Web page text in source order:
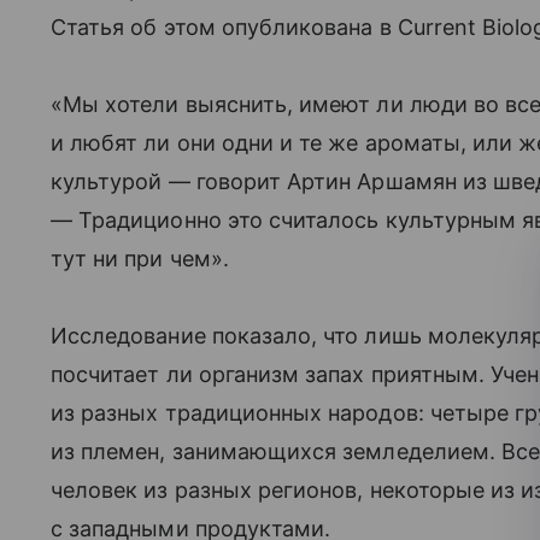
Статья об этом опубликована в Current
«Мы хотели выяснить, имеют ли люди во
и любят ли они одни и те же ароматы, или
культурой — говорит Артин Аршамян из
— Традиционно это считалось культурным
тут ни при чем».
Исследование показало, что лишь
посчитает ли организм запах приятным.
из разных традиционных народов: четыре
из племен, занимающихся земледелием.
человек из разных регионов, некоторые из
с западными продуктами.